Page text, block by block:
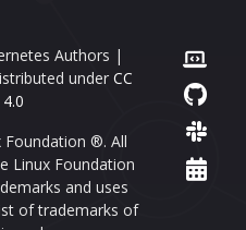
Authors |
under CC
®. All
Linux Foundation
and uses
of trademarks of